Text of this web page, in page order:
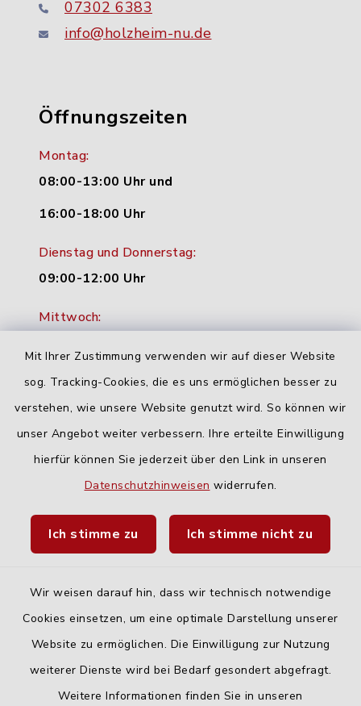
Mit Ihrer Zustimmung verwenden wir auf dieser Website
sog. Tracking-Cookies, die es uns ermöglichen besser zu
verstehen, wie unsere Website genutzt wird. So können wir
unser Angebot weiter verbessern. Ihre erteilte Einwilligung
hierfür können Sie jederzeit über den Link in unseren
Datenschutzhinweisen widerrufen.
Ich stimme zu Ich stimme nicht zu
Wir weisen darauf hin, dass wir technisch notwendige
Cookies einsetzen, um eine optimale Darstellung unserer
Website zu ermöglichen. Die Einwilligung zur Nutzung
weiterer Dienste wird bei Bedarf gesondert abgefragt.
Weitere Informationen finden Sie in unseren
07302 6383
info@holzheim-nu.de
Öffnungszeiten
Montag:
08:00-13:00 Uhr und
16:00-18:00 Uhr
Dienstag und Donnerstag:
09:00-12:00 Uhr
Mittwoch:
Freitag:
geschlossen
Quicklinks
Fahrplanauskunft DING
Barrierefreiheit